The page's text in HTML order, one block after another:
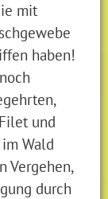
mit
haben!
und
Wald
Vergehen,
durch